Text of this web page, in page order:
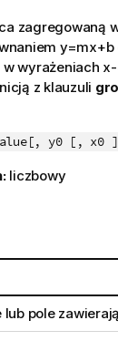
zagregowaną
y=mx+b
wyrażeniach
z klauzuli
y0 [, x0
liczbowy
lub pole